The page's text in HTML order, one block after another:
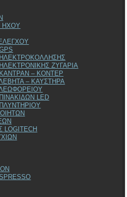
ΗΧΟΥ
ΖΥΓΑΡΙΑ
– ΚΟΝΤΕΡ
– ΚΑΥΣΤΗΡΑ
LED